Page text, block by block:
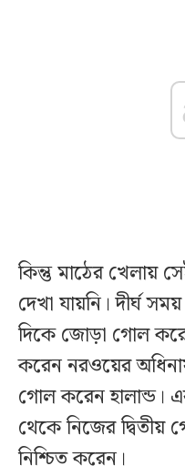
কিন্তু মাঠের খেলায়
দেখা যায়নি। দীর্ঘ
দিকে জোড়া গোল করে
করেন নরওয়ের
গোল করেন হালান্ড।
থেকে নিজের
নিশ্চিত করেন।